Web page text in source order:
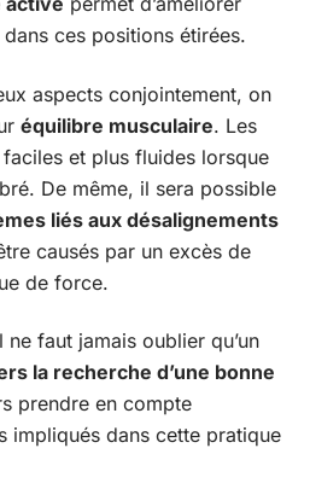
ces positions étirées.
aspects conjointement, on
équilibre musculaire. Les
et plus fluides lorsque
De même, il sera possible
liés aux désalignements
causés par un excès de
de force.
faut jamais oublier qu’un
la recherche d’une bonne
prendre en compte
impliqués dans cette pratique